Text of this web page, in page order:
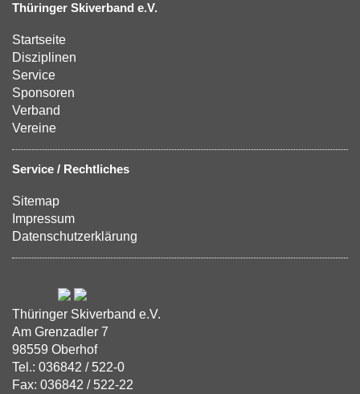
Thüringer Skiverband e.V.
Startseite
Disziplinen
Service
Sponsoren
Verband
Vereine
Service / Rechtliches
Sitemap
Impressum
Datenschutzerklärung
Thüringer Skiverband e.V.
Am Grenzadler 7
98559 Oberhof
Tel.: 036842 / 522-0
Fax: 036842 / 522-22